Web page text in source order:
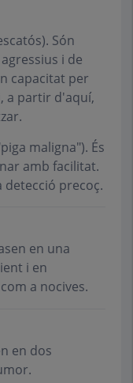
Són
i de
capacitat per
a partir d'aquí,
maligna"). És
amb facilitat.
detecció precoç.
en una
i en
a nocives.
en dos